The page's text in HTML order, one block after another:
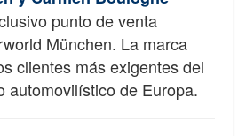
punto de venta
München. La marca
clientes más exigentes del
automovilístico de Europa.